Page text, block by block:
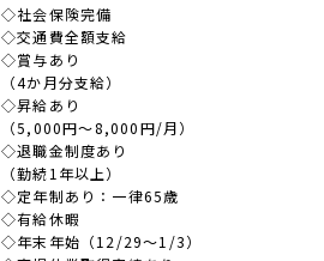
◇社会保険完備
◇交通費全額支給
◇賞与あり
（4か月分支給）
◇昇給あり
（5,000円～8,000円/月）
◇退職金制度あり
（勤続1年以上）
◇定年制あり：一律65歳
◇有給休暇
◇年末年始（12/29～1/3）